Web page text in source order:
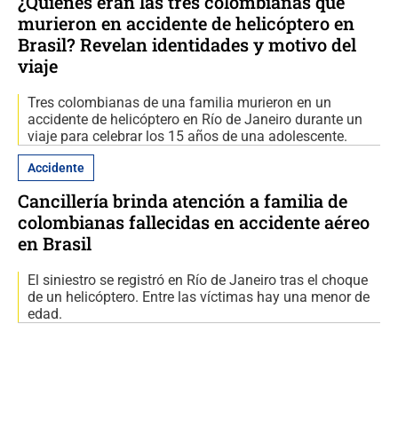
murieron en accidente de helicóptero en
Brasil? Revelan identidades y motivo del
viaje
Tres colombianas de una familia murieron en un
accidente de helicóptero en Río de Janeiro durante un
viaje para celebrar los 15 años de una adolescente.
Accidente
Cancillería brinda atención a familia de
colombianas fallecidas en accidente aéreo
en Brasil
El siniestro se registró en Río de Janeiro tras el choque
de un helicóptero. Entre las víctimas hay una menor de
edad.